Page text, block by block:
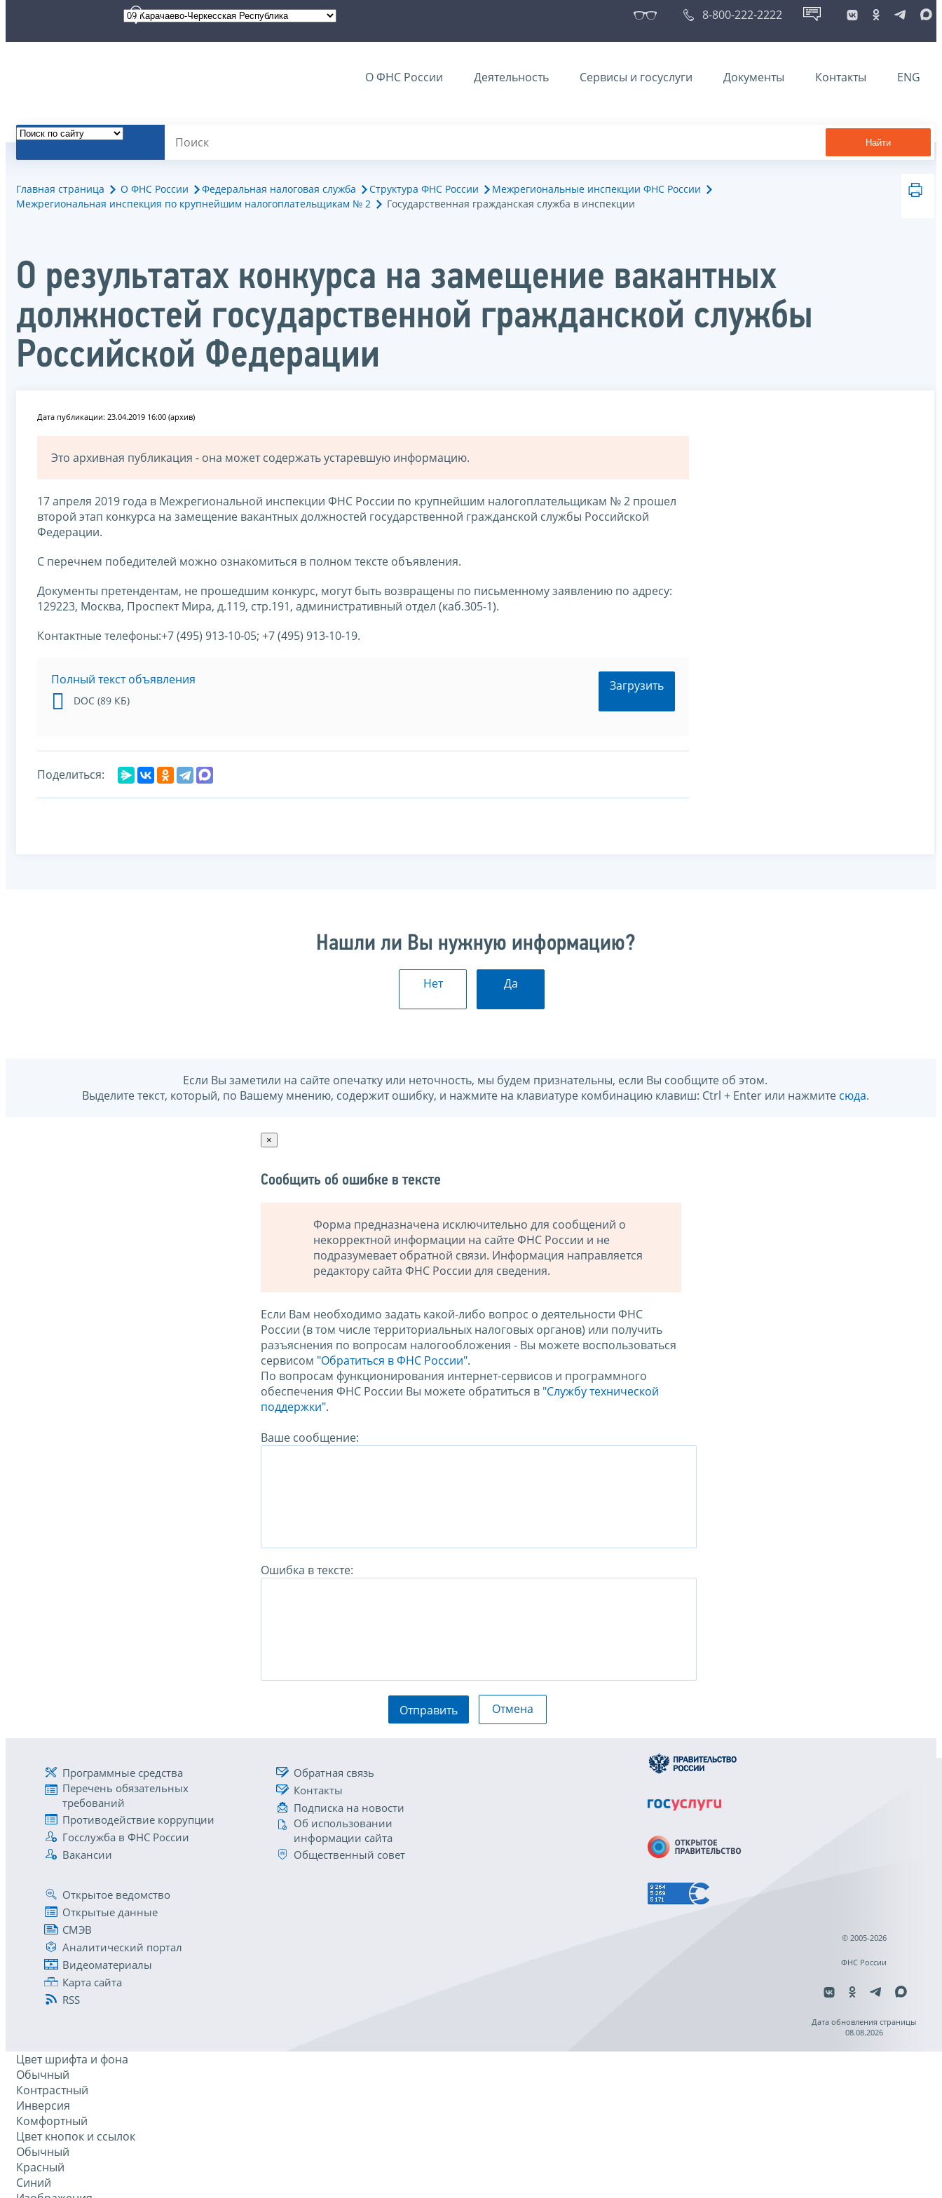
8-800-222-2222
О ФНС России Деятельность Сервисы и госуслуги Документы Контакты ENG
Найти
Главная страница О ФНС России Федеральная налоговая служба Структура ФНС России
Межрегиональные инспекции ФНС России
Межрегиональная инспекция по крупнейшим налогоплательщикам № 2
Государственная гражданская служба в инспекции
О результатах конкурса на замещение вакантных
должностей государственной гражданской службы
Российской Федерации
Дата публикации: 23.04.2019 16:00 (архив)
Это архивная публикация - она может содержать устаревшую информацию.
17 апреля 2019 года в Межрегиональной инспекции ФНС России по крупнейшим налогоплательщикам № 2 прошел
второй этап конкурса на замещение вакантных должностей государственной гражданской службы Российской
Федерации.
С перечнем победителей можно ознакомиться в полном тексте объявления.
Документы претендентам, не прошедшим конкурс, могут быть возвращены по письменному заявлению по адресу:
129223, Москва, Проспект Мира, д.119, стр.191, административный отдел (каб.305-1).
Контактные телефоны:+7 (495) 913-10-05; +7 (495) 913-10-19.
Полный текст объявления
DOC (89 КБ)
Загрузить
Поделиться:
Нашли ли Вы нужную информацию?
Нет Да
Если Вы заметили на сайте опечатку или неточность, мы будем признательны, если Вы сообщите об этом.
Выделите текст, который, по Вашему мнению, содержит ошибку, и нажмите на клавиатуре комбинацию клавиш: Ctrl + Enter или нажмите сюда.
×
Сообщить об ошибке в тексте
Форма предназначена исключительно для сообщений о
некорректной информации на сайте ФНС России и не
подразумевает обратной связи. Информация направляется
редактору сайта ФНС России для сведения.
Если Вам необходимо задать какой-либо вопрос о деятельности ФНС
России (в том числе территориальных налоговых органов) или получить
разъяснения по вопросам налогообложения - Вы можете воспользоваться
сервисом "Обратиться в ФНС России".
По вопросам функционирования интернет-сервисов и программного
обеспечения ФНС России Вы можете обратиться в "Службу технической
поддержки".
Ваше сообщение:
Ошибка в тексте:
Отправить Отмена
Программные средства
Перечень обязательных
требований
Противодействие коррупции
Госслужба в ФНС России
Вакансии
Обратная связь
Контакты
Подписка на новости
Об использовании
информации сайта
Общественный совет
Открытое ведомство
Открытые данные
СМЭВ
Аналитический портал
Видеоматериалы
Карта сайта
RSS
© 2005-2026
ФНС России
Дата обновления страницы
08.08.2026
Цвет шрифта и фона
Обычный
Контрастный
Инверсия
Комфортный
Цвет кнопок и ссылок
Обычный
Красный
Синий